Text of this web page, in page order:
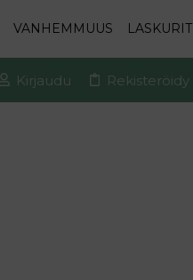
VANHEMMUUS LASKURIT
Kirjaudu Rekisteröidy